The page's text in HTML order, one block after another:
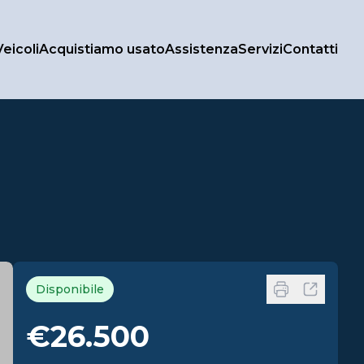
Acquistiamo usatoAssistenzaServiziContatti
Disponibile
€26.500